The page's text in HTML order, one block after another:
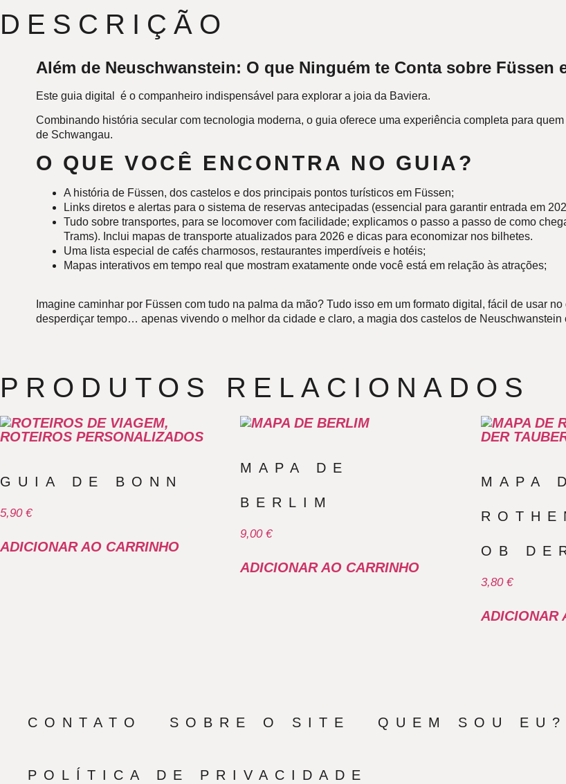
DESCRIÇÃO
Além de Neuschwanstein: O que Ninguém te Conta sobre Füssen
Este guia digital é o companheiro indispensável para explorar a joia da Baviera.
Combinando história secular com tecnologia moderna, o guia oferece uma experiência completa para
de Schwangau.
O QUE VOCÊ ENCONTRA NO GUIA?
A história de Füssen, dos castelos e dos principais pontos turísticos em Füssen;
Links diretos e alertas para o sistema de reservas antecipadas (essencial para garantir entrada em
Tudo sobre transportes, para se locomover com facilidade; explicamos o passo a passo de como
Trams). Inclui mapas de transporte atualizados para 2026 e dicas para economizar nos bilhetes.
Uma lista especial de cafés charmosos, restaurantes imperdíveis e hotéis;
Mapas interativos em tempo real que mostram exatamente onde você está em relação às atrações;
Imagine caminhar por Füssen com tudo na palma da mão? Tudo isso em um formato digital, fácil de usar
desperdiçar tempo… apenas vivendo o melhor da cidade e claro, a magia dos castelos de Neuschwanstein
PRODUTOS RELACIONADOS
GUIA DE BONN
5,90 €
ADICIONAR AO CARRINHO
MAPA DE
BERLIM
9,00€
ADICIONAR AO CARRINHO
MAPA
OB
3,80 €
ADICIONAR
CONTATO SOBRE O SITE QUEM SOU EU?
POLÍTICA DE PRIVACIDADE